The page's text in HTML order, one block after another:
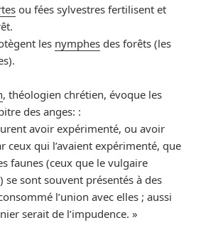
ou fées sylvestres fertilisent et
les nymphes des forêts (les
, théologien chrétien, évoque les
des anges: :
avoir expérimenté, ou avoir
ceux qui l’avaient expérimenté, que
faunes (ceux que le vulgaire
) se sont souvent présentés à des
l’union avec elles ; aussi
serait de l’impudence. »